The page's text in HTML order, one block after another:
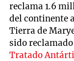
reclama 1.6
del continente
Tierra de
sido
Tratado